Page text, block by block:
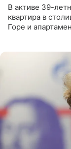
В активе 39-
квартира в
Горе и